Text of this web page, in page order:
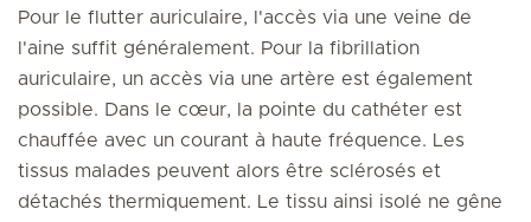
Pour le flutter auriculaire, l'accès via une veine de
l'aine suffit généralement. Pour la fibrillation
auriculaire, un accès via une artère est également
possible. Dans le cœur, la pointe du cathéter est
chauffée avec un courant à haute fréquence. Les
tissus malades peuvent alors être sclérosés et
détachés thermiquement. Le tissu ainsi isolé ne gêne